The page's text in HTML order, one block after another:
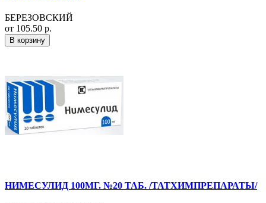
БЕРЕЗОВСКИЙ
от 105.50 р.
В корзину
НИМЕСУЛИД 100МГ. №20 ТАБ. /ТАТХИМПРЕПАРАТЫ/